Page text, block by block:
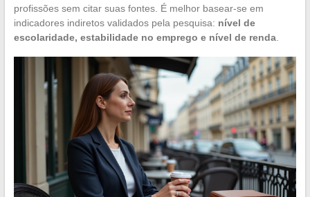
profissões sem citar suas fontes. É melhor basear-se em
indicadores indiretos validados pela pesquisa: nível de
escolaridade, estabilidade no emprego e nível de renda.